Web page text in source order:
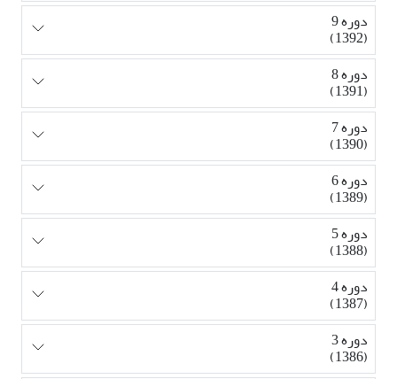
دوره 9
(1392)
دوره 8
(1391)
دوره 7
(1390)
دوره 6
(1389)
دوره 5
(1388)
دوره 4
(1387)
دوره 3
(1386)